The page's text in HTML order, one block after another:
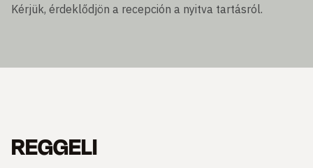
Kérjük, érdeklődjön a recepción a nyitva tartásról.
REGGELI